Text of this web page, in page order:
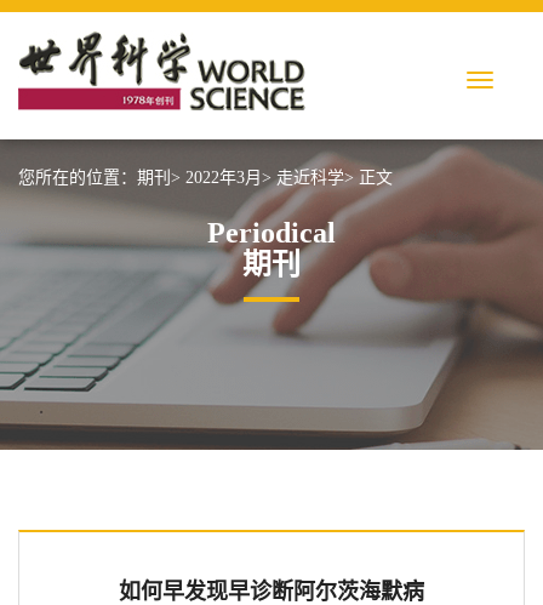
您所在的位置： 期刊> 2022年3月> 走近科学> 正文
Periodical
期刊
如何早发现早诊断阿尔茨海默病